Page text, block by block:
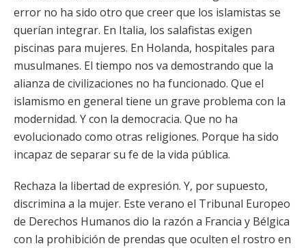
error no ha sido otro que creer que los islamistas se
querían integrar. En Italia, los salafistas exigen
piscinas para mujeres. En Holanda, hospitales para
musulmanes. El tiempo nos va demostrando que la
alianza de civilizaciones no ha funcionado. Que el
islamismo en general tiene un grave problema con la
modernidad. Y con la democracia. Que no ha
evolucionado como otras religiones. Porque ha sido
incapaz de separar su fe de la vida pública.
Rechaza la libertad de expresión. Y, por supuesto,
discrimina a la mujer. Este verano el Tribunal Europeo
de Derechos Humanos dio la razón a Francia y Bélgica
con la prohibición de prendas que oculten el rostro en